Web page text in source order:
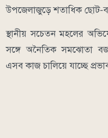
উপজেলাজুড়ে শতাধিক ছোট-
স্থানীয় সচেতন মহলের
সঙ্গে অনৈতিক সমঝোতা
এসব কাজ চালিয়ে যাচ্ছে